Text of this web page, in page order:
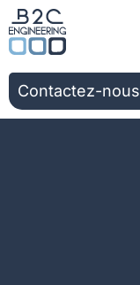
Contactez-nous